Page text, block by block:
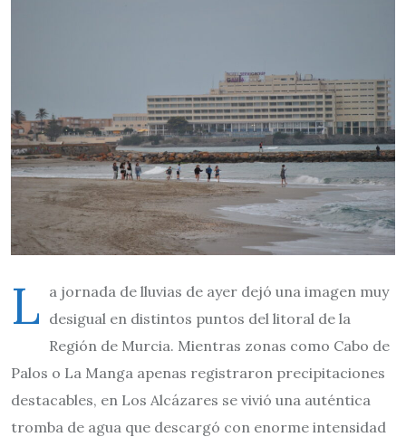
L a jornada de lluvias de ayer dejó una imagen muy
desigual en distintos puntos del litoral de la
Región de Murcia. Mientras zonas como Cabo de
Palos o La Manga apenas registraron precipitaciones
destacables, en Los Alcázares se vivió una auténtica
tromba de agua que descargó con enorme intensidad